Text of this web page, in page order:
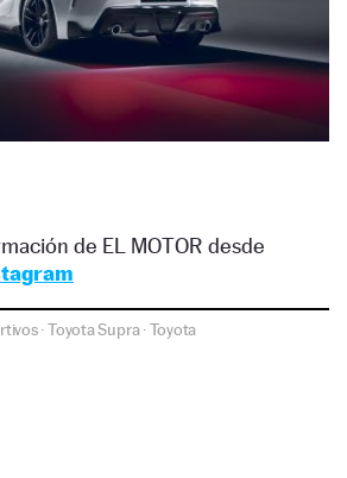
de EL MOTOR desde
·Toyota Supra·Toyota